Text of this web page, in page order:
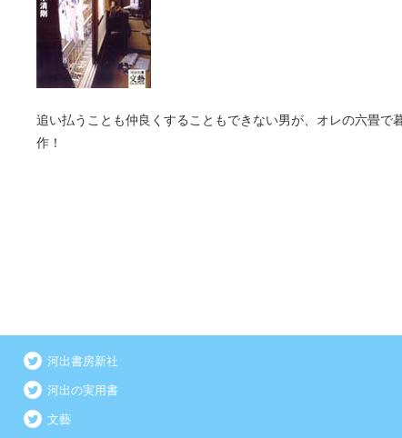
追い払うことも仲良くすることもできない男が、オレの六畳
作！
河出書房新社
河出の実用書
文藝